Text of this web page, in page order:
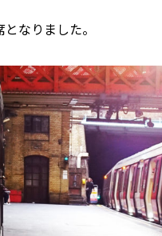
なりました。